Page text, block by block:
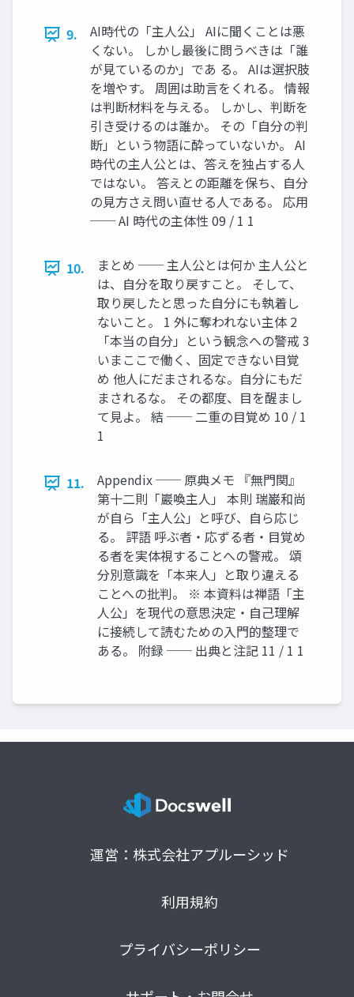
9.
AI時代の「主人公」 AIに聞くことは悪
くない。 しかし最後に問うべきは「誰
が見ているのか」であ る。 AIは選択肢
を増やす。 周囲は助言をくれる。 情報
は判断材料を与える。 しかし、判断を
引き受けるのは誰か。 その「自分の判
断」という物語に酔っていないか。 AI
時代の主人公とは、答えを独占する人
ではない。 答えとの距離を保ち、自分
の見方さえ問い直せる人である。 応用
── AI 時代の主体性 09 / 1 1
10.
まとめ ── 主人公とは何か 主人公と
は、自分を取り戻すこと。 そして、
取り戻したと思った自分にも執着し
ないこと。 1 外に奪われない主体 2
「本当の自分」という観念への警戒 3
いまここで働く、固定できない目覚
め 他人にだまされるな。自分にもだ
まされるな。 その都度、目を醒まし
て見よ。 結 ── 二重の目覚め 10 / 1
1
11.
Appendix ── 原典メモ 『無門関』
第十二則「巖喚主人」 本則 瑞巌和尚
が自ら「主人公」と呼び、自ら応じ
る。 評語 呼ぶ者・応ずる者・目覚め
る者を実体視することへの警戒。 頌
分別意識を「本来人」と取り違える
ことへの批判。 ※ 本資料は禅語「主
人公」を現代の意思決定・自己理解
に接続して読むための入門的整理で
ある。 附録 ── 出典と注記 11 / 1 1
運営：株式会社アプルーシッド
利用規約
プライバシーポリシー